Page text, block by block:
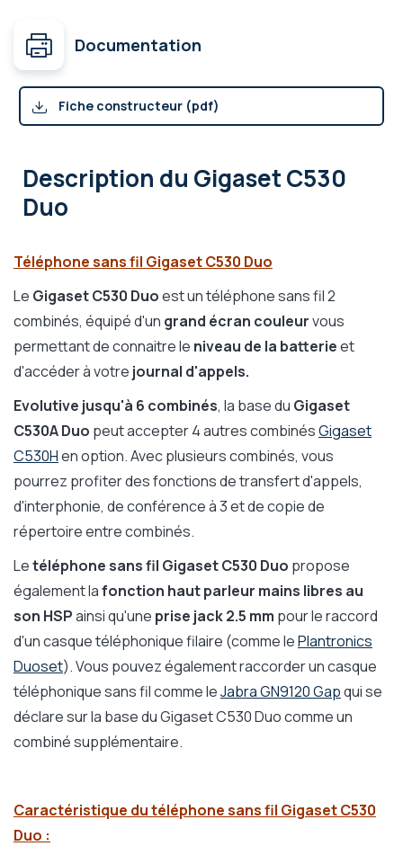
Documentation
Fiche constructeur (pdf)
Description du Gigaset C530
Duo
Téléphone sans fil Gigaset C530 Duo
Le Gigaset C530 Duoest un téléphone sans fil 2
combinés, équipé d'un grand écran couleurvous
permettant de connaitre le niveau de la batterieet
d'accéder à votre journal d'appels.
Evolutive jusqu'à 6 combinés, la base du Gigaset
C530A Duo peut accepter 4 autres combinésGigaset
C530Hen option. Avec plusieurs combinés, vous
pourrez profiter des fonctions de transfert d'appels,
d'interphonie, de conférence à 3 et de copie de
répertoire entre combinés.
Letéléphone sans fil Gigaset C530 Duo propose
également lafonction haut parleur mains libres au
son HSPainsi qu'une prise jack 2.5 mm pour le raccord
d'un casque téléphonique filaire (comme lePlantronics
Duoset). Vous pouvez également raccorder un casque
téléphonique sans fil comme leJabra GN9120 Gapqui se
déclare sur la base du Gigaset C530 Duo comme un
combiné supplémentaire.
Caractéristique du téléphone sans fil Gigaset C530
Duo :